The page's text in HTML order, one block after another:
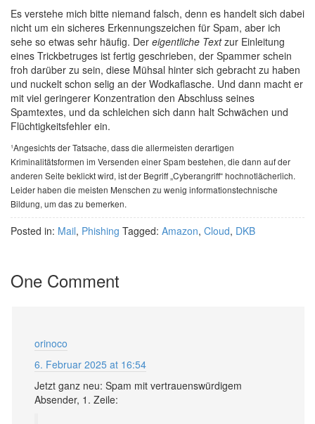
Es verstehe mich bitte niemand falsch, denn es handelt sich dabei
nicht um ein sicheres Erkennungszeichen für Spam, aber ich
sehe so etwas sehr häufig. Der eigentliche Textzur Einleitung
eines Trickbetruges ist fertig geschrieben, der Spammer schein
froh darüber zu sein, diese Mühsal hinter sich gebracht zu haben
und nuckelt schon selig an der Wodkaflasche. Und dann macht er
mit viel geringerer Konzentration den Abschluss seines
Spamtextes, und da schleichen sich dann halt Schwächen und
Flüchtigkeitsfehler ein.
¹Angesichts der Tatsache, dass die allermeisten derartigen
Kriminalitätsformen im Versenden einer Spam bestehen, die dann auf der
anderen Seite beklickt wird, ist der Begriff „Cyberangriff“ hochnotlächerlich.
Leider haben die meisten Menschen zu wenig informationstechnische
Bildung, um das zu bemerken.
Posted in: Mail, Phishing Tagged: Amazon, Cloud, DKB
One Comment
orinoco
6. Februar 2025 at 16:54
Jetzt ganz neu: Spam mit vertrauenswürdigem
Absender, 1. Zeile: